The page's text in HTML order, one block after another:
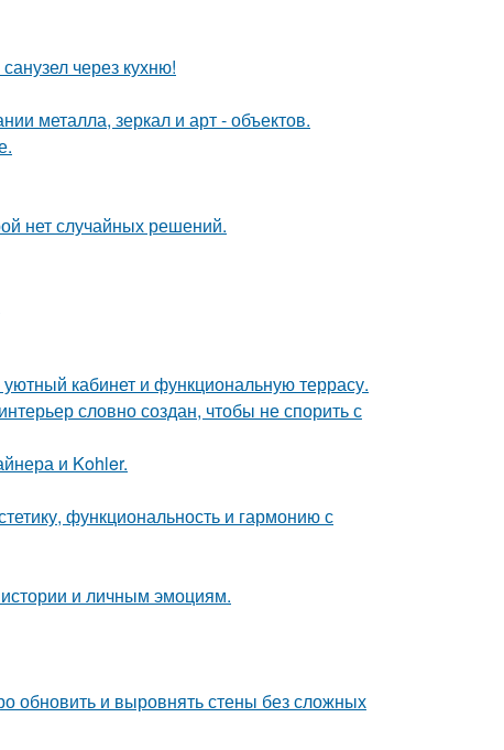
через кухню!
металла, зеркал и арт - объектов.
нет случайных решений.
кабинет и функциональную террасу.
словно создан, чтобы не спорить с
и Kohler.
функциональность и гармонию с
и личным эмоциям.
обновить и выровнять стены без сложных